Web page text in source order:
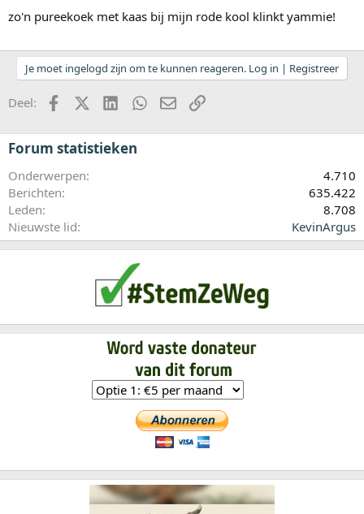
zo'n pureekoek met kaas bij mijn rode kool klinkt yammie!
Je moet ingelogd zijn om te kunnen reageren. Log in | Registreer
Deel: FacebookX (Twitter)LinkedInWhatsApp
E-mailkoppeling
Forum statistieken
Onderwerpen
4.710
Berichten
635.422
Leden
8.708
Nieuwste lid
KevinArgus